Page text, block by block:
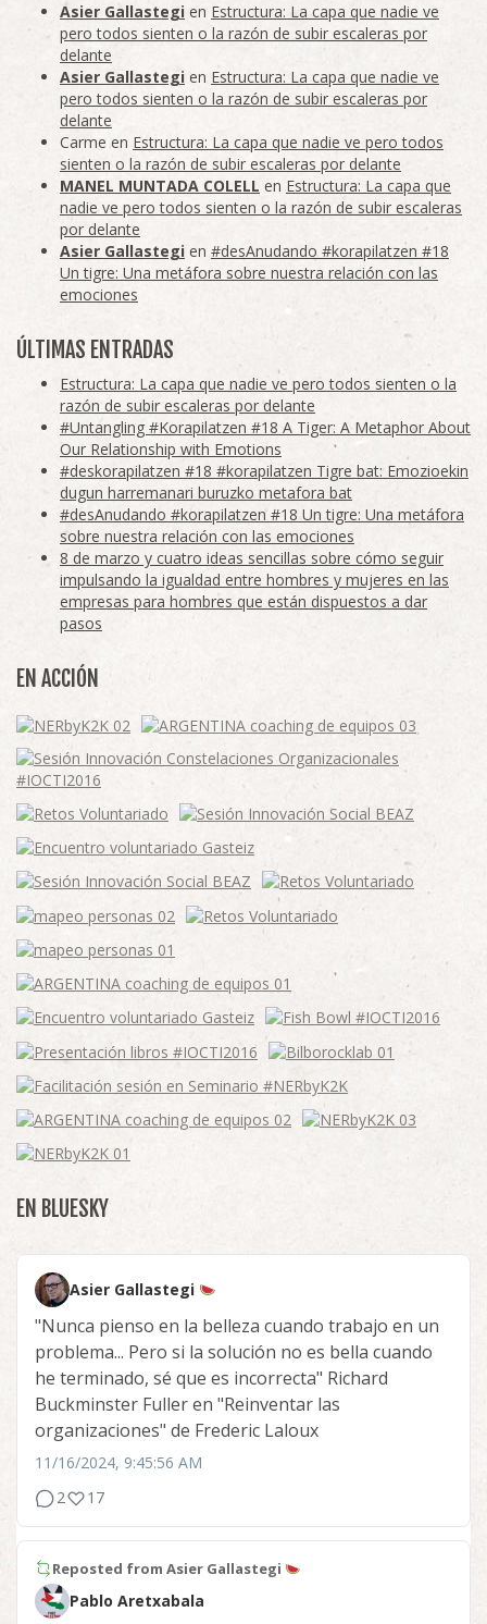
Asier Gallastegi en Estructura: La capa que nadie ve
pero todos sienten o la razón de subir escaleras por
delante
Asier Gallastegi en Estructura: La capa que nadie ve
pero todos sienten o la razón de subir escaleras por
delante
Carme en Estructura: La capa que nadie ve pero todos
sienten o la razón de subir escaleras por delante
MANEL MUNTADA COLELL en Estructura: La capa que
nadie ve pero todos sienten o la razón de subir escaleras
por delante
Asier Gallastegi en #desAnudando #korapilatzen #18
Un tigre: Una metáfora sobre nuestra relación con las
emociones
ÚLTIMAS ENTRADAS
Estructura: La capa que nadie ve pero todos sienten o la
razón de subir escaleras por delante
#Untangling #Korapilatzen #18 A Tiger: A Metaphor About
Our Relationship with Emotions
#deskorapilatzen #18 #korapilatzen Tigre bat: Emozioekin
dugun harremanari buruzko metafora bat
#desAnudando #korapilatzen #18 Un tigre: Una metáfora
sobre nuestra relación con las emociones
8 de marzo y cuatro ideas sencillas sobre cómo seguir
impulsando la igualdad entre hombres y mujeres en las
empresas para hombres que están dispuestos a dar
pasos
EN ACCIÓN
EN BLUESKY
Asier Gallastegi
"Nunca pienso en la belleza cuando trabajo en un
problema... Pero si la solución no es bella cuando
he terminado, sé que es incorrecta" Richard
Buckminster Fuller en "Reinventar las
organizaciones" de Frederic Laloux
11/16/2024, 9:45:56 AM
2
17
Reposted from Asier Gallastegi
Pablo Aretxabala